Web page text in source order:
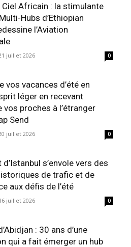
Ciel Africain : la stimulante
Hubs d’Ethiopian
l’Aviation
juillet 2026 0
vos vacances d’été en
léger en recevant
vos proches à l’étranger
Send
juillet 2026 0
d’Istanbul s’envole vers des
de trafic et de
aux défis de l’été
juillet 2026 0
: 30 ans d’une
qui a fait émerger un hub